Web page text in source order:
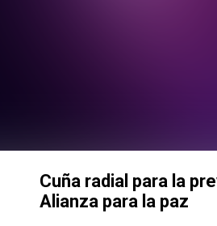
Cuña radial para la
Alianza para la paz